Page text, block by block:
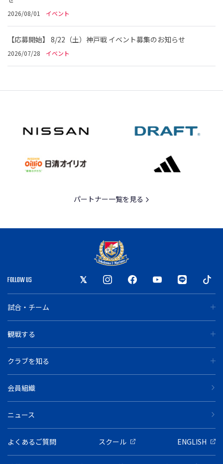
2026/08/01 イベント
【応募開始】 8/22（土）神戸戦 イベント募集のお知らせ
2026/07/28 イベント
パートナー一覧を見る
FOLLOW US
試合・チーム
観戦する
クラブを知る
会員組織
ニュース
よくあるご質問 スクール ENGLISH